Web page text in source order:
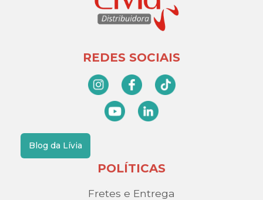
REDES SOCIAIS
Blog da Lívia
POLÍTICAS
Fretes e Entrega